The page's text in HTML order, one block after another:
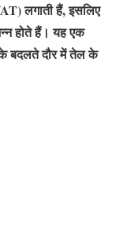
लगाती हैं, इसलिए
होते हैं। यह एक
के बदलते दौर में तेल के